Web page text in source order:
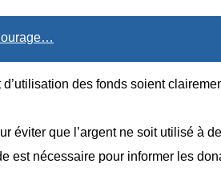
des fonds soient
éviter que l’argent ne soit utilisé à
est nécessaire pour informer les